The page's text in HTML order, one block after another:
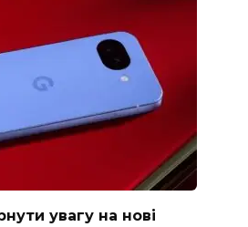
увагу на нові